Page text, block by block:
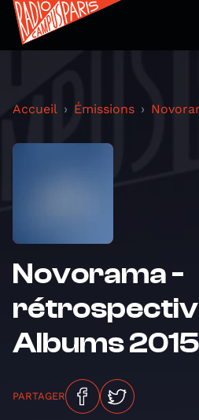
Accueil Émissions
Novorama -
Albums 2015
PARTAGER